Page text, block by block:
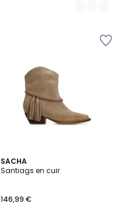
SACHA
Santiags en cuir
146,99 €
2
Couleurs